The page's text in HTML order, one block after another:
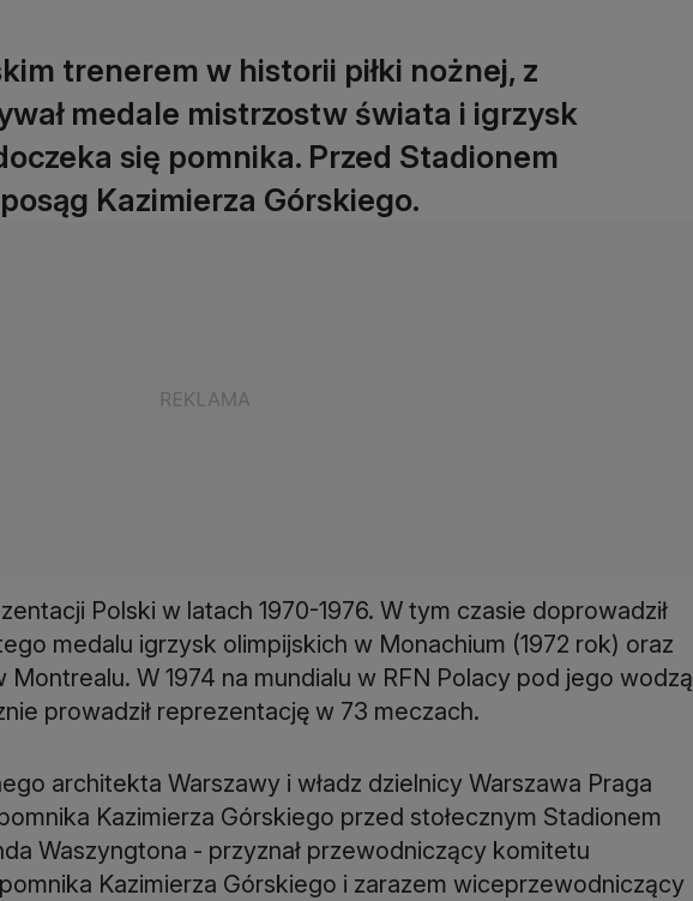
trenerem w historii piłki nożnej, z
medale mistrzostw świata i igrzysk
się pomnika. Przed Stadionem
Kazimierza Górskiego.
Polski w latach 1970-1976. W tym czasie doprowadził
medalu igrzysk olimpijskich w Monachium (1972 rok) oraz
Montrealu. W 1974 na mundialu w RFN Polacy pod jego wodzą
prowadził reprezentację w 73 meczach.
architekta Warszawy i władz dzielnicy Warszawa Praga
Kazimierza Górskiego przed stołecznym Stadionem
Waszyngtona - przyznał przewodniczący komitetu
Kazimierza Górskiego i zarazem wiceprzewodniczący